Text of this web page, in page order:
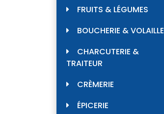
FRUITS & LÉGUMES
BOUCHERIE & VOLAILLE
CHARCUTERIE &
TRAITEUR
CRÈMERIE
ÉPICERIE